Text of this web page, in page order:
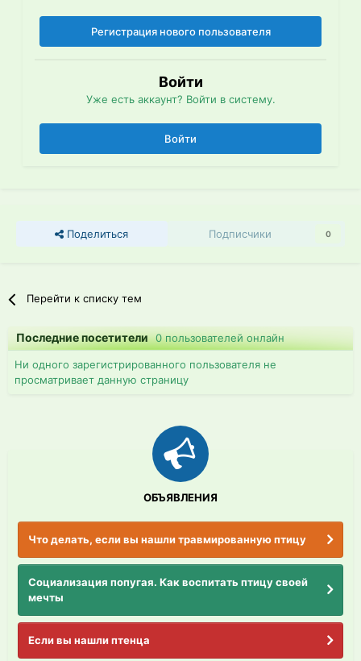
Регистрация нового пользователя
Войти
Уже есть аккаунт? Войти в систему.
Войти
Поделиться Подписчики 0
Перейти к списку тем
Последние посетители0 пользователей онлайн
Ни одного зарегистрированного пользователя не
просматривает данную страницу
ОБЪЯВЛЕНИЯ
Что делать, если вы нашли травмированную птицу
Социализация попугая. Как воспитать птицу своей
мечты
Если вы нашли птенца